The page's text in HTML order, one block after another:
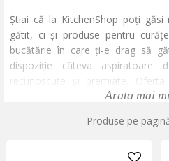
Știai că la KitchenShop poți
gătit, ci și produse pentru
bucătărie în care ți-e drag să
dispoziție câteva aspiratoare
recunoscute și premiate.
verticale, aspiratoare compacte
aspiratoare cu cablu, cu
Micile aspiratoare de mână sunt
Arata mai
Produse pe